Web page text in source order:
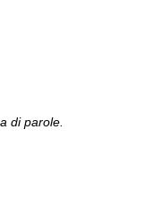
di parole.